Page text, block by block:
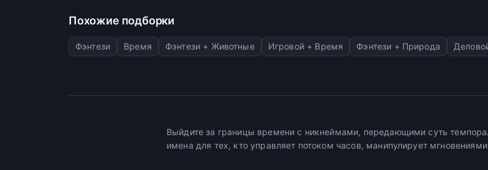
Похожие подборки
Фэнтези Время Фэнтези + Животные Игровой + Время Фэнтези + Природа
Выйдите за границы времени с никнеймами, передающими суть
имена для тех, кто управляет потоком часов, манипулирует